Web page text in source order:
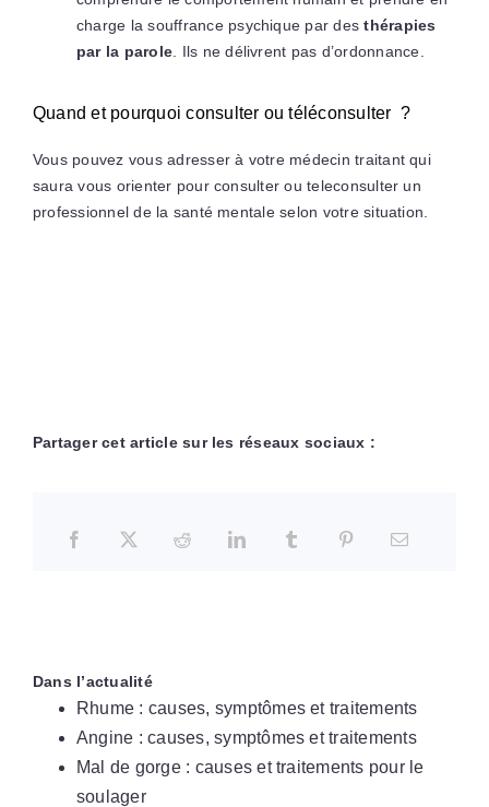
charge la souffrance psychique par desthérapies
par la parole . Ils ne délivrent pas d’ordonnance.
Quand et pourquoi consulter ou téléconsulter ?
Vous pouvez vous adresser à votre médecin traitant qui
saura vous orienter pour consulter ou teleconsulter un
professionnel de la santé mentale selon votre situation.
Partager cet article sur les réseaux sociaux :
Dans l’actualité
Rhume : causes, symptômes et traitements
Angine : causes, symptômes et traitements
Mal de gorge : causes et traitements pour le
soulager